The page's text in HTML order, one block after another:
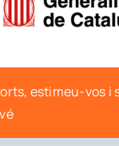
estimeu-vos i